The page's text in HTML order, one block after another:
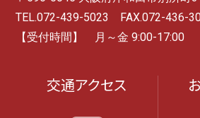
TEL.072-439-5023 FAX.072-436-
【受付時間】 月～金 9:00-17:00
交通アクセス